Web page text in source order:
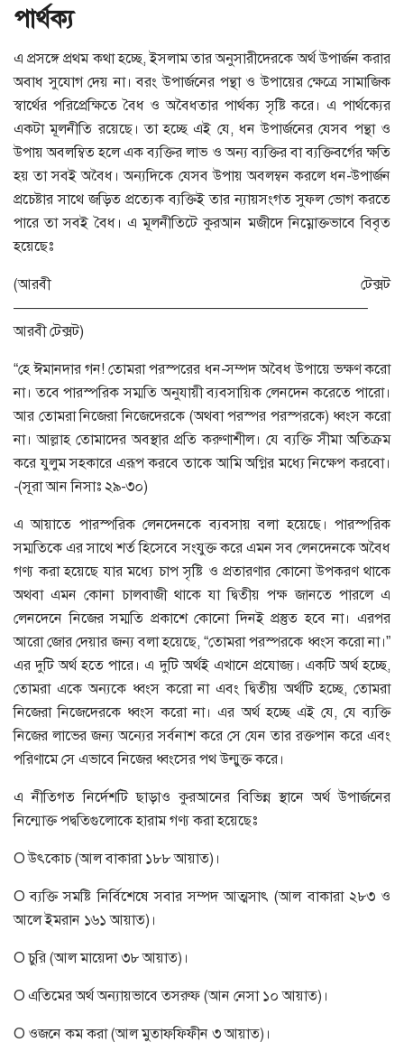
পার্থক্য
এ প্রসঙ্গে প্রথম কথা হচ্ছে, ইসলাম তার অনুসারীদেরকে অর্থ উপার্জন করার
অবাধ সুযোগ দেয় না। বরং উপার্জনের পন্থা ও উপায়ের ক্ষেত্রে সামাজিক
স্বার্থের পরিপ্রেক্ষিতে বৈধ ও অবৈধতার পার্থক্য সৃষ্টি করে। এ পার্থক্যের
একটা মূলনীতি রয়েছে। তা হচ্ছে এই যে, ধন উপার্জনের যেসব পন্থা ও
উপায় অবলম্বিত হলে এক ব্যক্তির লাভ ও অন্য ব্যক্তির বা ব্যক্তিবর্গের ক্ষতি
হয় তা সবই অবৈধ। অন্যদিকে যেসব উপায় অবলম্বন করলে ধন-উপার্জন
প্রচেষ্টার সাথে জড়িত প্রত্যেক ব্যক্তিই তার ন্যায়সংগত সুফল ভোগ করতে
পারে তা সবই বৈধ। এ মূলনীতিটে কুরআন মজীদে নিম্নোক্তভাবে বিবৃত
হয়েছেঃ
(আরবী টেক্সট
————————————————————————–
আরবী টেক্সট)
“হে ঈমানদার গন! তোমরা পরস্পরের ধন-সম্পদ অবৈধ উপায়ে ভক্ষণ করো
না। তবে পারস্পরিক সম্মতি অনুযায়ী ব্যবসায়িক লেনদেন করেতে পারো।
আর তোমরা নিজেরা নিজেদেরকে (অথবা পরস্পর পরস্পরকে) ধ্বংস করো
না। আল্লাহ তোমাদের অবস্থার প্রতি করুণাশীল। যে ব্যক্তি সীমা অতিক্রম
করে যুলুম সহকারে এরূপ করবে তাকে আমি অগ্নির মধ্যে নিক্ষেপ করবো।
-(সূরা আন নিসাঃ ২৯-৩০)
এ আয়াতে পারস্পরিক লেনদেনকে ব্যবসায় বলা হয়েছে। পারস্পরিক
সম্মতিকে এর সাথে শর্ত হিসেবে সংযুক্ত করে এমন সব লেনদেনকে অবৈধ
গণ্য করা হয়েছে যার মধ্যে চাপ সৃষ্টি ও প্রতারণার কোনো উপকরণ থাকে
অথবা এমন কোনা চালবাজী থাকে যা দ্বিতীয় পক্ষ জানতে পারলে এ
লেনদেনে নিজের সম্মতি প্রকাশে কোনো দিনই প্রস্তুত হবে না। এরপর
আরো জোর দেয়ার জন্য বলা হয়েছে, “তোমরা পরস্পরকে ধ্বংস করো না।”
এর দুটি অর্থ হতে পারে। এ দুটি অর্থই এখানে প্রযোজ্য। একটি অর্থ হচ্ছে,
তোমরা একে অন্যকে ধ্বংস করো না এবং দ্বিতীয় অর্থটি হচ্ছে, তোমরা
নিজেরা নিজেদেরকে ধ্বংস করো না। এর অর্থ হচ্ছে এই যে, যে ব্যক্তি
নিজের লাভের জন্য অন্যের সর্বনাশ করে সে যেন তার রক্তপান করে এবং
পরিণামে সে এভাবে নিজের ধ্বংসের পথ উন্মুক্ত করে।
এ নীতিগত নির্দেশটি ছাড়াও কুরআনের বিভিন্ন স্থানে অর্থ উপার্জনের
নিন্মোক্ত পদ্বতিগুলোকে হারাম গণ্য করা হয়েছেঃ
O উৎকোচ (আল বাকারা ১৮৮ আয়াত)।
O ব্যক্তি সমষ্টি নির্বিশেষে সবার সম্পদ আত্মসাৎ (আল বাকারা ২৮৩ ও
আলে ইমরান ১৬১ আয়াত)।
O চুরি (আল মায়েদা ৩৮ আয়াত)।
O এতিমের অর্থ অন্যায়ভাবে তসরুফ (আন নেসা ১০ আয়াত)।
O ওজনে কম করা (আল মুতাফফিফীন ৩ আয়াত)।